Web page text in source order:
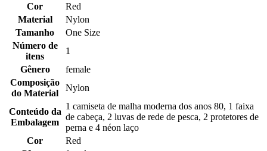
Cor
Red
Material
Nylon
Tamanho
One Size
Número de
itens
1
Gênero
female
Composição
do Material
Nylon
Conteúdo da
Embalagem
1 camiseta de malha moderna dos anos 80, 1 faixa
de cabeça, 2 luvas de rede de pesca, 2 protetores de
perna e 4 néon laço
Cor
Red